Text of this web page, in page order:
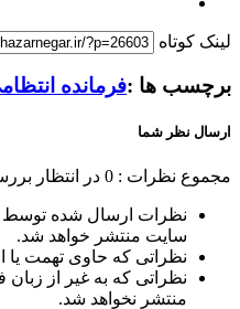
لینک کوتاه
برچسب ها :فرمانده
ارسال نظر شما
مجموع نظرات : 0 در انتظار
نظرات ارسال شده توسط
سایت منتشر خواهد شد.
نظراتی که حاوی تهمت یا
نظراتی که به غیر از زبان
منتشر نخواهد شد.